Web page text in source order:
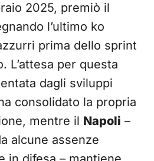
2025, premiò il
l’ultimo ko
prima dello sprint
L’attesa per questa
dagli sviluppi
consolidato la propria
mentre il Napoli –
alcune assenze